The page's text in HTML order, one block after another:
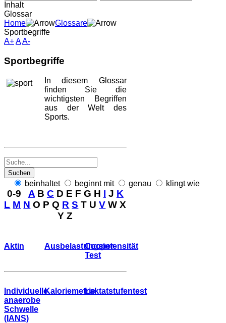
Inhalt
Glossar
Home
Glossare
Sportbegriffe
A+AA-
Sportbegriffe
In diesem Glossar
finden Sie die
wichtigsten Begriffen
aus der Welt des
Sports.
Suchen
beinhaltet beginnt mit genau klingt wie
0-9 A B C D E F G H I J K
L M N O P Q R S T U V W X
Y Z
Aktin Ausbelastungsintensität
Cooper-
Test
Individuelle
anaerobe
Schwelle
(IANS)
KaloriemetrieLaktatstufentest